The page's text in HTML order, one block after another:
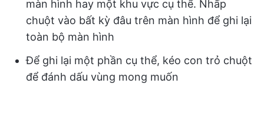
màn hình hay một khu vực cụ thể. Nhấp
chuột vào bất kỳ đâu trên màn hình để ghi lại
toàn bộ màn hình
Để ghi lại một phần cụ thể, kéo con trỏ chuột
để đánh dấu vùng mong muốn